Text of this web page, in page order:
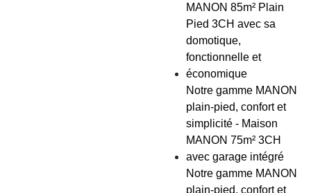
MANON 85m² Plain
Pied 3CH avec sa
domotique,
fonctionnelle et
économique
Notre gamme MANON
plain-pied, confort et
simplicité - Maison
MANON 75m² 3CH
avec garage intégré
Notre gamme MANON
plain-pied, confort et